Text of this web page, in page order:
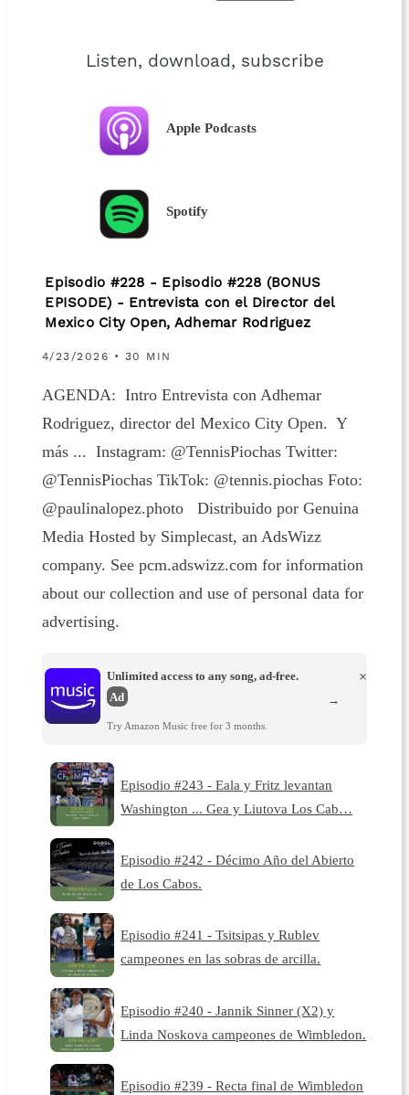
Listen, download, subscribe
Apple Podcasts
Spotify
Episodio #228 - Episodio #228 (BONUS
EPISODE) - Entrevista con el Director del
Mexico City Open, Adhemar Rodriguez
4/23/2026 • 30 MIN
AGENDA: Intro Entrevista con Adhemar
Rodriguez, director del Mexico City Open. Y
más ... Instagram: @TennisPiochas Twitter:
@TennisPiochas TikTok: @tennis.piochas Foto:
@paulinalopez.photo Distribuido por Genuina
Media Hosted by Simplecast, an AdsWizz
company. See pcm.adswizz.com for information
about our collection and use of personal data for
advertising.
Unlimited access to any song, ad-free.
Ad
Try Amazon Music free for 3 months.
×
→
Episodio #243 - Eala y Fritz levantan
Washington ... Gea y Liutova Los Cab…
Episodio #242 - Décimo Año del Abierto
de Los Cabos.
Episodio #241 - Tsitsipas y Rublev
campeones en las sobras de arcilla.
Episodio #240 - Jannik Sinner (X2) y
Linda Noskova campeones de Wimbledon.
Episodio #239 - Recta final de Wimbledon